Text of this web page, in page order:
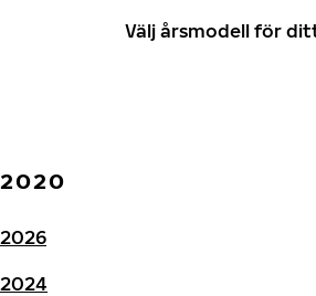
Välj årsmodell för
2020
2026
2024